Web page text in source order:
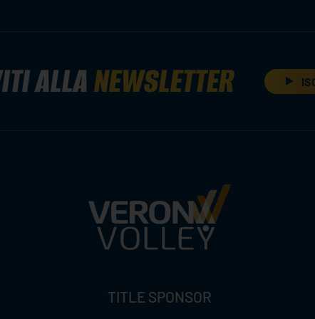
ALLANEWSLETTER
TITLE SPONSOR